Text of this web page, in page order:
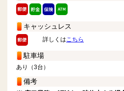
キャッシュレス
詳しくはこちら
駐車場
あり（3台）
備考